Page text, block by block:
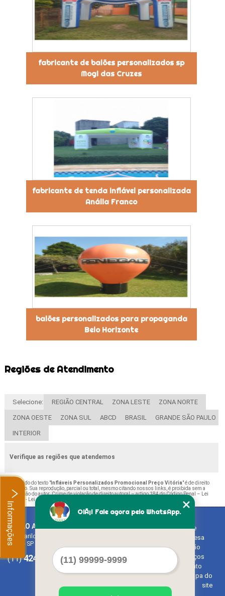
fabricante de balões personalizados sp
Mogi das Cruzes
fabricante de tenda inflável personalizada
Anália Franco
balões personalizados para propaganda
Belo Horizonte
Regiões de Atendimento
Selecione: REGIÃO CENTRAL ZONA LESTE ZONA NORTE
ZONA OESTE ZONA SUL ABCD BRASIL GRANDE SÃO PAULO
INTERIOR
Verifique as regiões que atendemos
O conteúdo do texto "Infláveis Personalizados Promocional Preço Vitória" é de direito
reservado. Sua reprodução, parcial ou total, mesmo citando nossos links, é proibida sem a
autorização do autor. Crime de violação de direito autoral – artigo 184 do Código Penal –
Lei
9610/98 - Lei de direitos autorais
BALAO ART
Rua Bariloche, 1300 - Chácara Tropical (Caucaia do Alto)
Cotia - SP - CEP: 06726-270
(11)4242-7733(11)3603-0479
Home
Empresa
Missão
Serviços
Contato
Mapa do
site
OlÃ¡! Fale agora pelo WhatsApp.
Informações